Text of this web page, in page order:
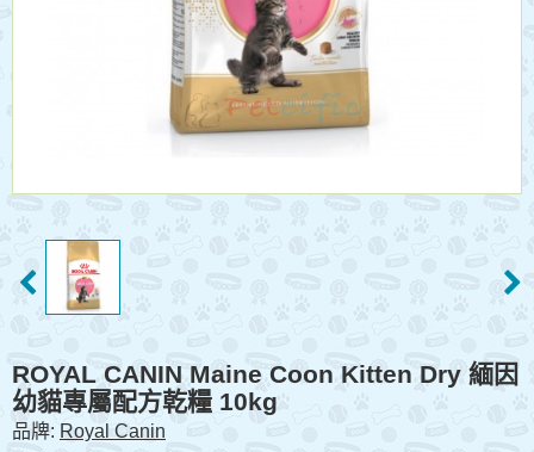
ROYAL CANIN Maine Coon Kitten Dry 緬因
幼貓專屬配方乾糧 10kg
品牌: Royal Canin